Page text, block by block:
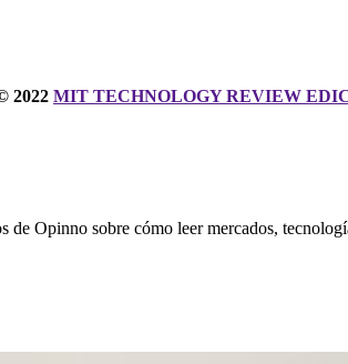
2022 MIT TECHNOLOGY REVIEW
de Opinno sobre cómo leer mercados,